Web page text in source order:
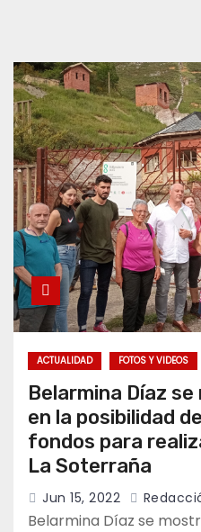
ACTUALIDAD FOTOS Y VIDEOS
Belarmina Díaz
en la posibilidad
fondos para
La Soterraña
Jun 15, 2022
Belarmina Díaz se